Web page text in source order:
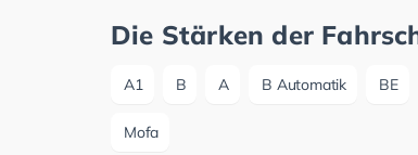
Die Stärken der
A1 B A B Automatik BE
Mofa